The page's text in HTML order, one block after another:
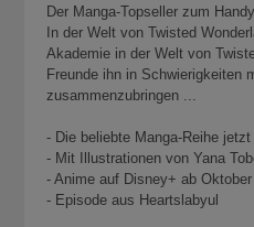
Der Manga-Topseller zum
In der Welt von Twisted
Akademie in der Welt von
Freunde ihn in Schwierigkeiten
zusammenzubringen ...
- Die beliebte Manga-Reihe
- Mit Illustrationen von Yana
- Anime auf Disney+ ab
- Episode aus Heartslabyul